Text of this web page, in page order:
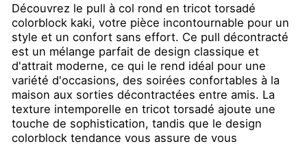
Découvrez le pull à col rond en tricot torsadé
colorblock kaki, votre pièce incontournable pour un
style et un confort sans effort. Ce pull décontracté
est un mélange parfait de design classique et
d'attrait moderne, ce qui le rend idéal pour une
variété d'occasions, des soirées confortables à la
maison aux sorties décontractées entre amis. La
texture intemporelle en tricot torsadé ajoute une
touche de sophistication, tandis que le design
colorblock tendance vous assure de vous